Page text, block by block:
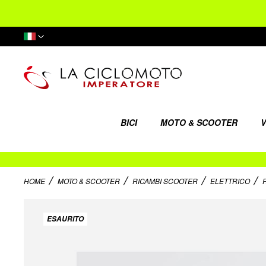
Lingua
BICI MOTO & SCOOTER
HOME MOTO & SCOOTER RICAMBI SCOOTER ELETTRICO
ESAURITO